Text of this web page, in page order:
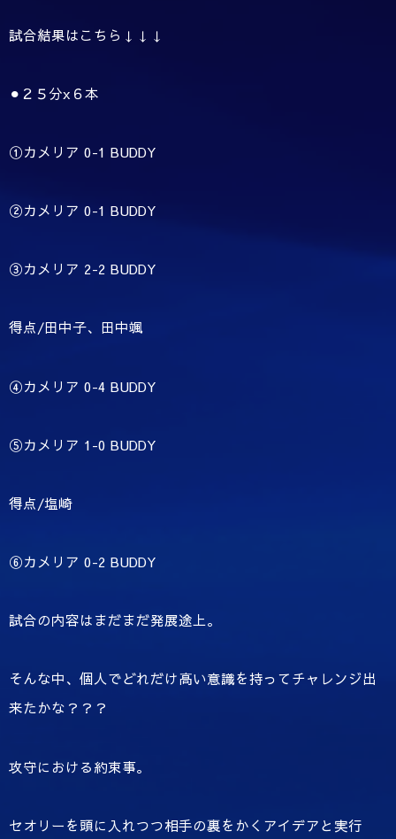
試合結果はこちら↓↓↓
⚫︎２５分x６本
①カメリア 0-1 BUDDY
②カメリア 0-1 BUDDY
③カメリア 2-2 BUDDY
得点/田中子、田中颯
④カメリア 0-4 BUDDY
⑤カメリア 1-0 BUDDY
得点/塩崎
⑥カメリア 0-2 BUDDY
試合の内容はまだまだ発展途上。
そんな中、個人でどれだけ高い意識を持ってチャレンジ出
来たかな？？？
攻守における約束事。
セオリーを頭に入れつつ相手の裏をかくアイデアと実行